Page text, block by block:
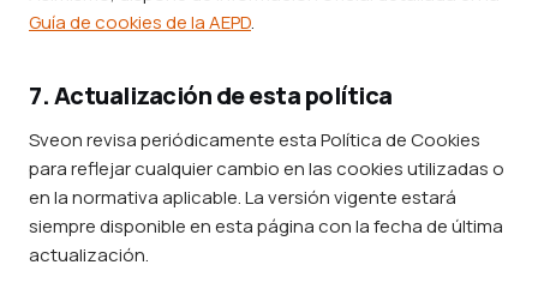
Guía de cookies de la AEPD.
7. Actualización de esta política
Sveon revisa periódicamente esta Política de Cookies
para reflejar cualquier cambio en las cookies utilizadas o
en la normativa aplicable. La versión vigente estará
siempre disponible en esta página con la fecha de última
actualización.